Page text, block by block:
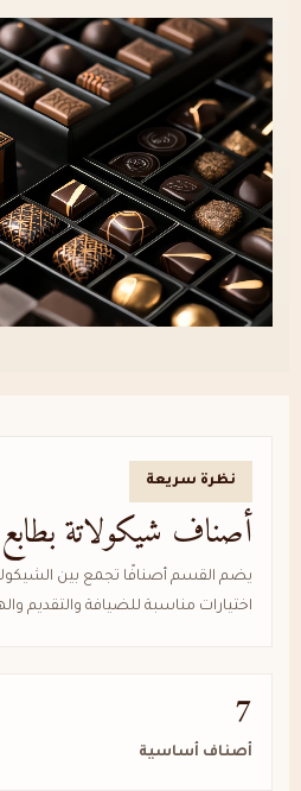
نظرة سريعة
أصناف شيكولاتة
يضم القسم أصنافًا تجمع بين
اختيارات مناسبة للضيافة والتقديم
7
أصناف أساسية